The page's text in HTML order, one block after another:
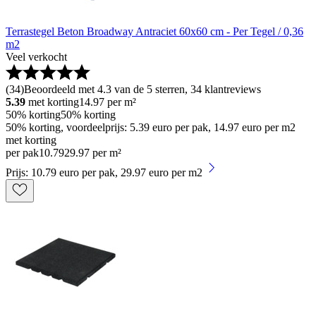
Terrastegel Beton Broadway Antraciet 60x60 cm - Per Tegel / 0,36
m2
Veel verkocht
(34)Beoordeeld met 4.3 van de 5 sterren, 34 klantreviews
5.39 met korting14.97 per m²
50% korting50% korting
50% korting, voordeelprijs: 5.39 euro per pak, 14.97 euro per m2
met korting
per pak10.7929.97 per m²
Prijs: 10.79 euro per pak, 29.97 euro per m2